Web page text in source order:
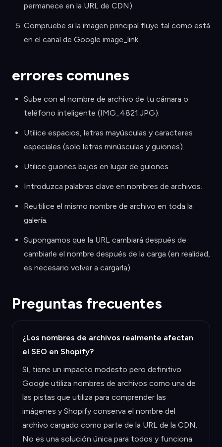
permanece en la URL de CDN).
Compruebe si la imagen principal fluye tal como está
en el canal de Google image_link.
errores comunes
Sube con el nombre de archivo de tu cámara o
teléfono inteligente (IMG_4821.JPG).
Utilice espacios, letras mayúsculas y caracteres
especiales (solo letras minúsculas y guiones).
Utilice guiones bajos en lugar de guiones.
Introduzca palabras clave en nombres de archivos.
Reutilice el mismo nombre de archivo en toda la
galería.
Supongamos que la URL cambiará después de
cambiarle el nombre después de la carga (en realidad,
es necesario volver a cargarla).
Preguntas frecuentes
¿Los nombres de archivos realmente afectan
el SEO en Shopify?
Sí, tiene un impacto modesto pero definitivo.
Google utiliza nombres de archivos como una de
las pistas que utiliza para comprender las
imágenes y Shopify conserva el nombre del
archivo cargado como parte de la URL de la CDN.
No es una solución única para todos y funciona